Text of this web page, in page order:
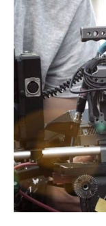
–
warum
die
Filmwelt
Teneriffa
so
sehr
liebt